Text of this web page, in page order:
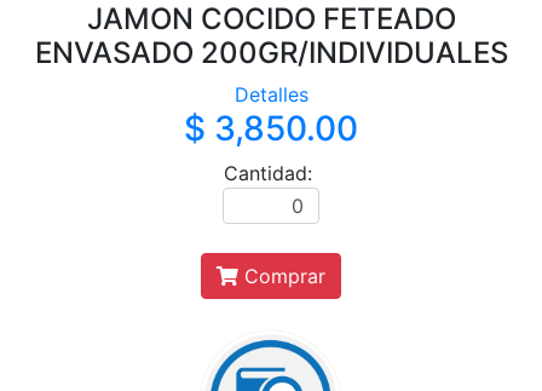
JAMON COCIDO FETEADO
ENVASADO 200GR/INDIVIDUALES
Detalles
$ 3,850.00
Cantidad:
Comprar